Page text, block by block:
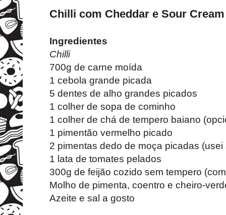
Chilli com Cheddar e Sour Cream
Ingredientes
Chilli
700g de carne moída
1 cebola grande picada
5 dentes de alho grandes picados
1 colher de sopa de cominho
1 colher de chá de tempero baiano
1 pimentão vermelho picado
2 pimentas dedo de moça picadas
1 lata de tomates pelados
300g de feijão cozido sem tempero
Molho de pimenta, coentro e cheiro-
Azeite e sal a gosto